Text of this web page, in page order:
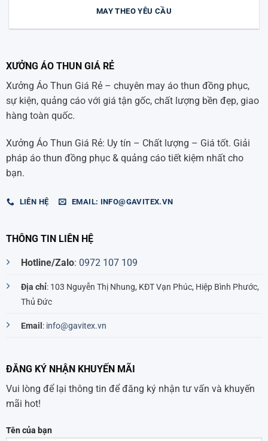
MAY THEO YÊU CẦU
XƯỞNG ÁO THUN GIÁ RẺ
Xưởng Áo Thun Giá Rẻ – chuyên may áo thun đồng phục,
sự kiện, quảng cáo với giá tận gốc, chất lượng bền đẹp, giao
hàng toàn quốc.
Xưởng Áo Thun Giá Rẻ: Uy tín – Chất lượng – Giá tốt. Giải
pháp áo thun đồng phục & quảng cáo tiết kiệm nhất cho
bạn.
LIÊN HỆ EMAIL: INFO@GAVITEX.VN
THÔNG TIN LIÊN HỆ
Hotline/Zalo: 0972 107 109
Địa chỉ: 103 Nguyễn Thị Nhung, KĐT Vạn Phúc, Hiệp Bình Phước,
Thủ Đức
Email : info@gavitex.vn
ĐĂNG KÝ NHẬN KHUYẾN MÃI
Vui lòng để lại thông tin để đăng ký nhận tư vấn và khuyến
mãi hot!
Tên của bạn